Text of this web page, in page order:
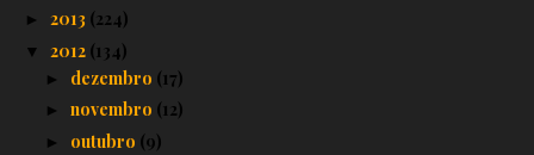
► 2013 (224)
▼ 2012 (134)
► dezembro (17)
► novembro (12)
► outubro (9)